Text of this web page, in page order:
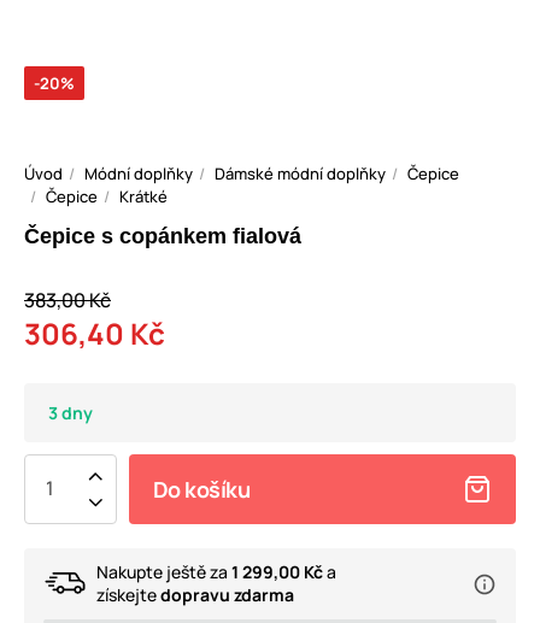
-20%
Úvod Módní doplňky Dámské módní doplňky
Čepice
Čepice
Krátké
Čepice s copánkem fialová
383,00 Kč
306,40 Kč
3 dny
Do košíku
Nakupte ještě za 1 299,00 Kča
získejtedopravu zdarma